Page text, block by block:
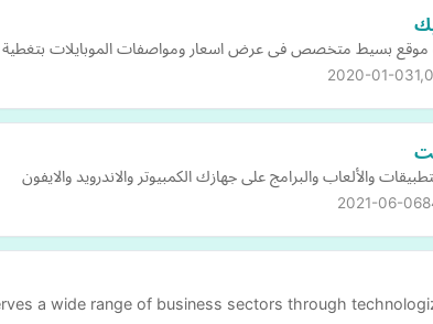
بسيط متخصص فى عرض اسعار ومواصفات الموبايلات بتغطية
2020-01-03
والألعاب والبرامج على جهازك الكمبيوتر والاندرويد والايفون
2021-06-06
a wide range of business sectors through